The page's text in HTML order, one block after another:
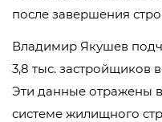
после завершения
Владимир Якушев
3,8 тыс. застройщиков
Эти данные отражены
системе жилищного